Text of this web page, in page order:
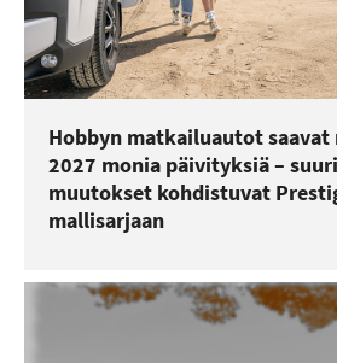
Hobbyn matkailuautot
2027 monia päivityksiä –
muutokset kohdistuvat
mallisarjaan